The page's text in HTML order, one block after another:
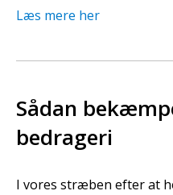
Læs mere her
Sådan
bedrageri
I vores stræben efter at